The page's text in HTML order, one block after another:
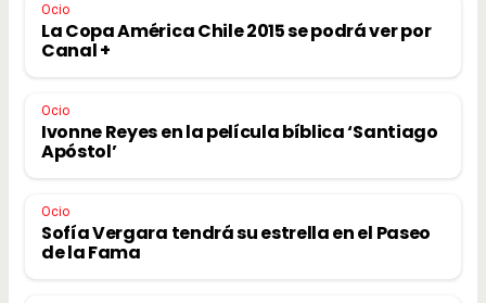
Ocio
La Copa América Chile 2015 se podrá ver por
Canal +
Ocio
Ivonne Reyes en la película bíblica ‘Santiago
Apóstol’
Ocio
Sofía Vergara tendrá su estrella en el Paseo
de la Fama